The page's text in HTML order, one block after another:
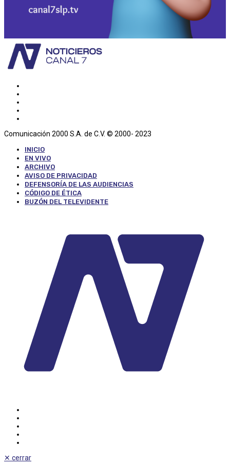
Comunicación 2000 S.A. de C.V. © 2000- 2023
INICIO
EN VIVO
ARCHIVO
AVISO DE PRIVACIDAD
DEFENSORÍA DE LAS AUDIENCIAS
CÓDIGO DE ÉTICA
BUZÓN DEL TELEVIDENTE
✕ cerrar